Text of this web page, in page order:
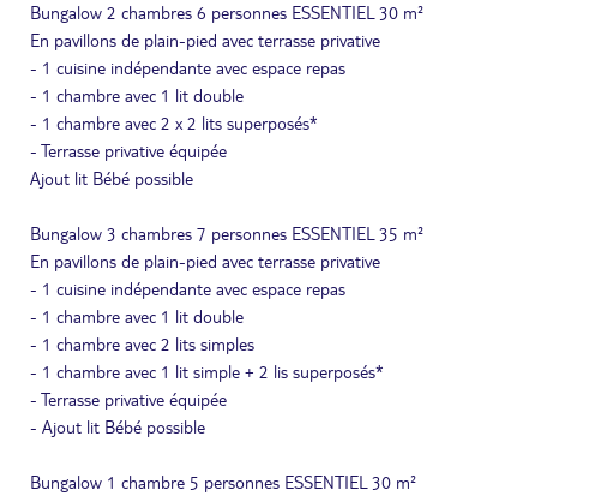
Bungalow 2 chambres 6 personnes ESSENTIEL 30 m²
En pavillons de plain-pied avec terrasse privative
- 1 cuisine indépendante avec espace repas
- 1 chambre avec 1 lit double
- 1 chambre avec 2 x 2 lits superposés*
- Terrasse privative équipée
Ajout lit Bébé possible
Bungalow 3 chambres 7 personnes ESSENTIEL 35 m²
En pavillons de plain-pied avec terrasse privative
- 1 cuisine indépendante avec espace repas
- 1 chambre avec 1 lit double
- 1 chambre avec 2 lits simples
- 1 chambre avec 1 lit simple + 2 lis superposés*
- Terrasse privative équipée
- Ajout lit Bébé possible
Bungalow 1 chambre 5 personnes ESSENTIEL 30 m²